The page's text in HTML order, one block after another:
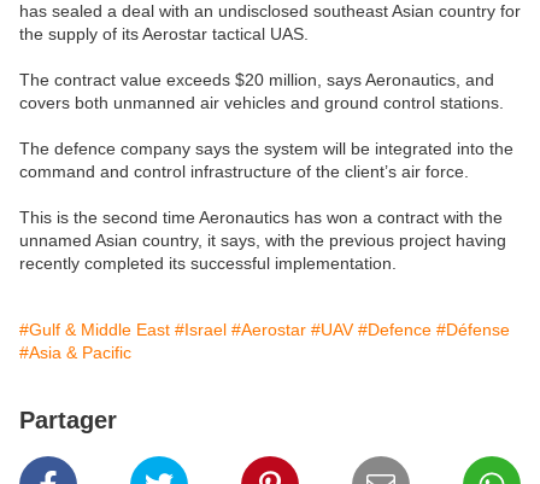
has sealed a deal with an undisclosed southeast Asian country for
the supply of its Aerostar tactical UAS.
The contract value exceeds $20 million, says Aeronautics, and
covers both unmanned air vehicles and ground control stations.
The defence company says the system will be integrated into the
command and control infrastructure of the client’s air force.
This is the second time Aeronautics has won a contract with the
unnamed Asian country, it says, with the previous project having
recently completed its successful implementation.
#Gulf & Middle East #Israel #Aerostar #UAV #Defence #Défense
#Asia & Pacific
Partager